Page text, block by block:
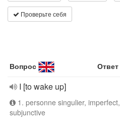
Проверьте себя
Вопрос Ответ
I [to wake up]
1. personne singulier, imperfect,
subjunctive